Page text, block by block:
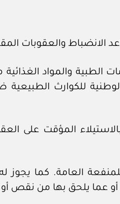
الانضباط والعقوبات
والمواد الغذائية
للكوارث الطبيعية
المؤقت على
من قانون نزع الملكية للمنفعة
أو عما يلحق بها من نقص